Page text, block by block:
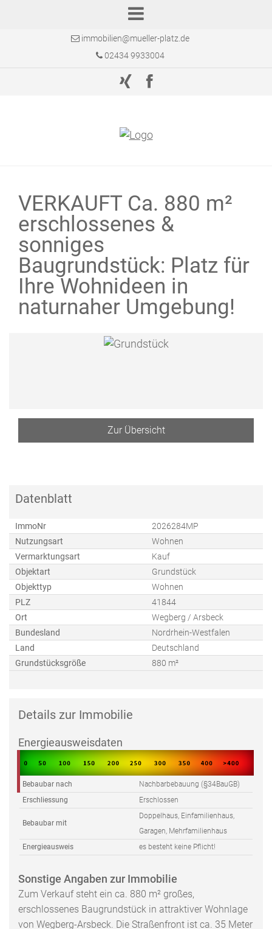
immobilien@mueller-platz.de
02434 9933004
VERKAUFT Ca. 880 m²
erschlossenes &
sonniges
Baugrundstück: Platz für
Ihre Wohnideen in
naturnaher Umgebung!
Zur Übersicht
Datenblatt
ImmoNr
2026284MP
Nutzungsart
Wohnen
Vermarktungsart
Kauf
Objektart
Grundstück
Objekttyp
Wohnen
PLZ
41844
Ort
Wegberg / Arsbeck
Bundesland
Nordrhein-Westfalen
Land
Deutschland
Grundstücksgröße
880 m²
Details zur Immobilie
Energieausweisdaten
Bebaubar nach
Nachbarbebauung (§34BauGB)
Erschliessung
Erschlossen
Bebaubar mit
Doppelhaus, Einfamilienhaus,
Garagen, Mehrfamilienhaus
Energieausweis
es besteht keine Pflicht!
Sonstige Angaben zur Immobilie
Zum Verkauf steht ein ca. 880 m² großes,
erschlossenes Baugrundstück in attraktiver Wohnlage
von Wegberg-Arsbeck. Die Straßenfront ist ca. 35 Meter